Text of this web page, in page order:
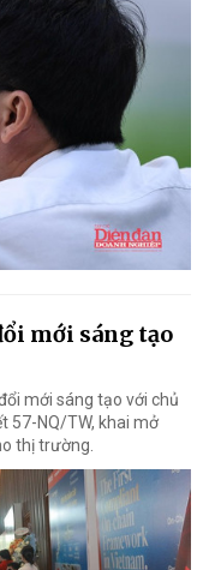
mới sáng tạo
mới sáng tạo với chủ
57-NQ/TW, khai mở
thị trường.